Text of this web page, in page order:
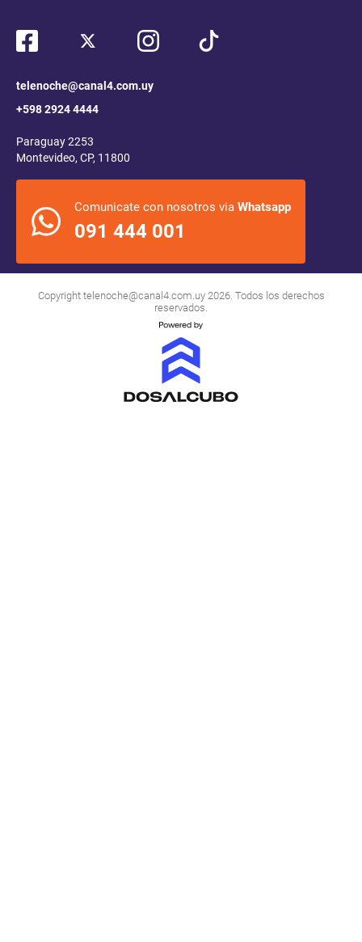
telenoche@canal4.com.uy
+598 2924 4444
Paraguay 2253
Montevideo, CP, 11800
Comunicate con nosotros via Whatsapp
091 444 001
Copyright telenoche@canal4.com.uy2026. Todos los derechos
reservados.